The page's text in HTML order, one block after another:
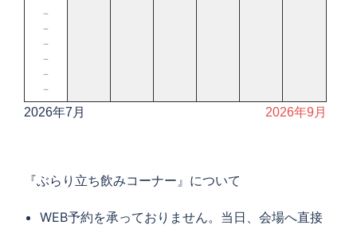
－
－
－
－
－
－
2026年7月 2026年9月
『ぶらり立ち飲みコーナー』について
WEB予約を承っておりません。当日、会場へ直接